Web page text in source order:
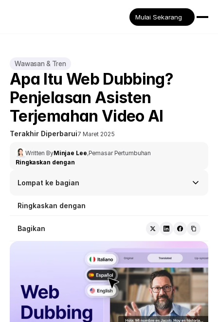
Mulai Sekarang
Wawasan & Tren
Apa Itu Web Dubbing?
Penjelasan Asisten
Terjemahan Video AI
Terakhir Diperbarui7 Maret 2025
Written ByMinjae Lee,Pemasar Pertumbuhan
Ringkaskan dengan
Lompat ke bagian
Ringkaskan dengan
Bagikan